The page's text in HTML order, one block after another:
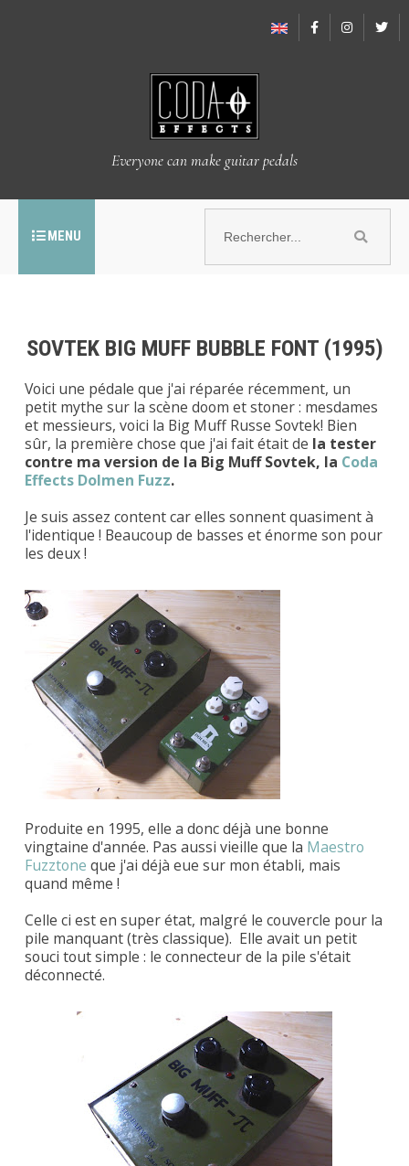
Everyone can make guitar pedals
MENU
SOVTEK BIG MUFF BUBBLE FONT (1995)
Voici une pédale que j'ai réparée récemment, un
petit mythe sur la scène doom et stoner : mesdames
et messieurs, voici la Big Muff Russe Sovtek! Bien
sûr, la première chose que j'ai fait était de la tester
contre ma version de la Big Muff Sovtek, la Coda
Effects Dolmen Fuzz.
Je suis assez content car elles sonnent quasiment à
l'identique ! Beaucoup de basses et énorme son pour
les deux !
Produite en 1995, elle a donc déjà une bonne
vingtaine d'année. Pas aussi vieille que la Maestro
Fuzztone que j'ai déjà eue sur mon établi, mais
quand même !
Celle ci est en super état, malgré le couvercle pour la
pile manquant (très classique). Elle avait un petit
souci tout simple : le connecteur de la pile s'était
déconnecté.